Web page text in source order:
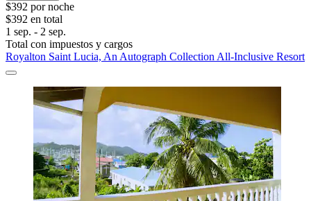
$392 por noche
$392 en total
1 sep. - 2 sep.
Total con impuestos y cargos
Royalton Saint Lucia, An Autograph Collection All-Inclusive Resort